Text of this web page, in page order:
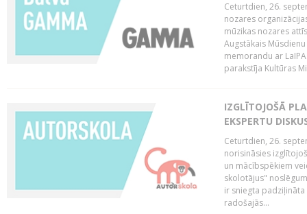
Ceturtdien, 26.
nozares
mūzikas nozares
Augstākais
memorandu ar
parakstīja Kultūras
IZGLĪTOJOŠĀ
EKSPERTU
Ceturtdien, 26.
norisināsies
un mācībspēkiem
skolotājus"
ir sniegta
radošajās...